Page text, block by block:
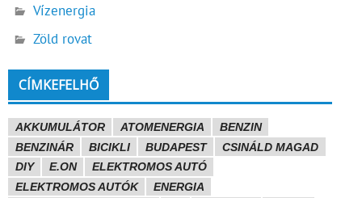
Vízenergia
Zöld rovat
CÍMKEFELHŐ
AKKUMULÁTOR ATOMENERGIA
BENZIN
BENZINÁR
BICIKLI BUDAPEST
CSINÁLD MAGAD
DIY
E.ON
ELEKTROMOS AUTÓ
ELEKTROMOS AUTÓK
ENERGIA